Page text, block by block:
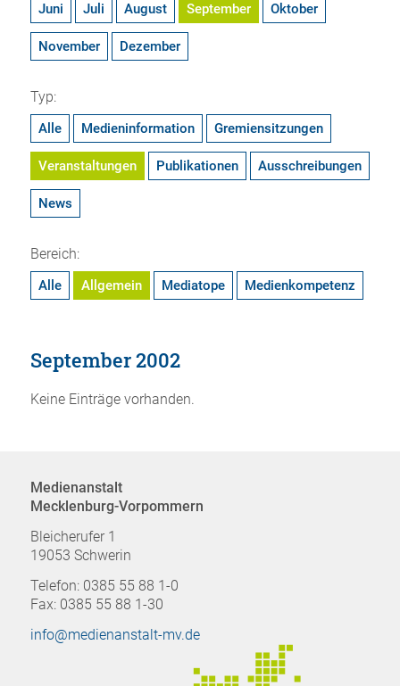
Juni Juli August September Oktober
November Dezember
Typ:
Alle Medieninformation Gremiensitzungen
Veranstaltungen Publikationen Ausschreibungen
News
Bereich:
Alle Allgemein Mediatope Medienkompetenz
September 2002
Keine Einträge vorhanden.
Medienanstalt
Mecklenburg-Vorpommern
Bleicherufer 1
19053 Schwerin
Telefon: 0385 55 88 1-0
Fax: 0385 55 88 1-30
info@medienanstalt-mv.de